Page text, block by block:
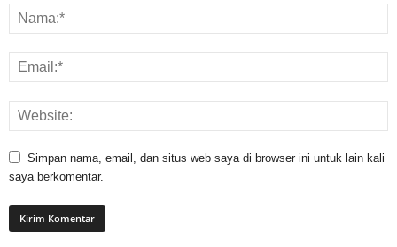
Simpan nama, email, dan situs web saya di browser ini untuk lain kali
saya berkomentar.